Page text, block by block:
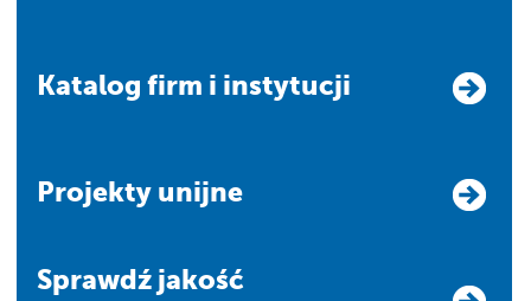
Katalog firm i instytucji
Projekty unijne
Sprawdź jakość